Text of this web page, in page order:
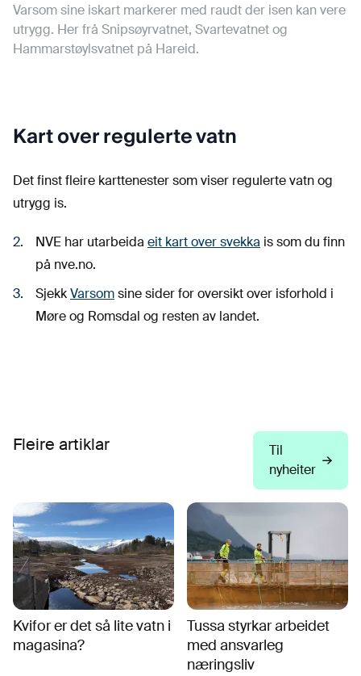
Varsom sine iskart markerer med raudt der isen kan vere
utrygg. Her frå Snipsøyrvatnet, Svartevatnet og
Hammarstøylsvatnet på Hareid.
Kart over regulerte vatn
Det finst fleire karttenester som viser regulerte vatn og
utrygg is.
NVE har utarbeida eit kart over svekka is som du finn
på nve.no.
SjekkVarsomsine sider for oversikt over isforhold i
Møre og Romsdal og resten av landet.
Fleire artiklar
Til
nyheiter
Kvifor er det så lite vatn i
magasina?
Tussa styrkar arbeidet
med ansvarleg
næringsliv